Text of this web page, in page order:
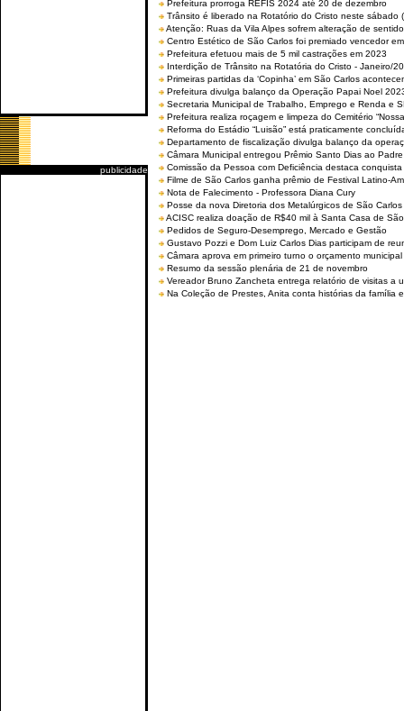
publicidade
Prefeitura prorroga REFIS 2024 até 20 de dezembro
Trânsito é liberado na Rotatório do Cristo neste sábado
Atenção: Ruas da Vila Alpes sofrem alteração de
Centro Estético de São Carlos foi premiado vencedor
Prefeitura efetuou mais de 5 mil castrações em 2023
Interdição de Trânsito na Rotatória do Cristo - Janeiro/
Primeiras partidas da ‘Copinha’ em São Carlos
Prefeitura divulga balanço da Operação Papai Noel
Secretaria Municipal de Trabalho, Emprego e Renda e
Prefeitura realiza roçagem e limpeza do Cemitério
Reforma do Estádio “Luisão” está praticamente
Departamento de fiscalização divulga balanço da
Câmara Municipal entregou Prêmio Santo Dias ao
Comissão da Pessoa com Deficiência destaca
Filme de São Carlos ganha prêmio de Festival Latino-
Nota de Falecimento - Professora Diana Cury
Posse da nova Diretoria dos Metalúrgicos de São
ACISC realiza doação de R$40 mil à Santa Casa de
Pedidos de Seguro-Desemprego, Mercado e Gestão
Gustavo Pozzi e Dom Luiz Carlos Dias participam de
Câmara aprova em primeiro turno o orçamento
Resumo da sessão plenária de 21 de novembro
Vereador Bruno Zancheta entrega relatório de visitas a
Na Coleção de Prestes, Anita conta histórias da família